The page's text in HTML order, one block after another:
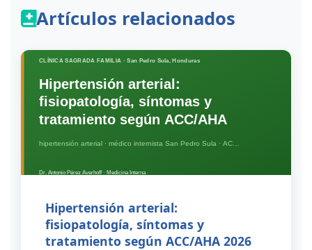
Artículos relacionados
Hipertensión arterial:
fisiopatología, síntomas y
tratamiento según ACC/AHA 2026